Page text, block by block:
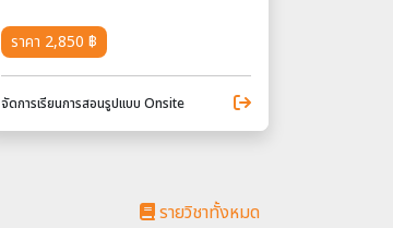
ราคา 2,850 ฿
จัดการเรียนการสอนรูปแบบ Onsite
รายวิชาทั้งหมด